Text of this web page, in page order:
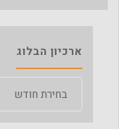
ארכיון הבלוג